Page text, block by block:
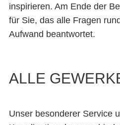
inspirieren. Am Ende der
für Sie, das alle Fragen
Aufwand beantwortet.
ALLE
Unser besonderer Service